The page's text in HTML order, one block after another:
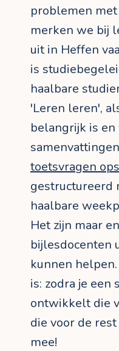
problemen
merken we bij
uit in Heffen
is
haalbare
'Leren leren',
belangrijk is
toetsvragen
gestructureerd
haalbare
Het zijn maar
bijlesdocenten
kunnen
is: zodra je een
ontwikkelt die
die voor de
mee!